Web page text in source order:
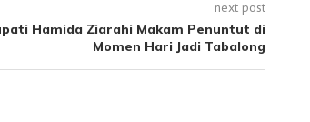
next post
Hamida Ziarahi Makam Penuntut di
Momen Hari Jadi Tabalong